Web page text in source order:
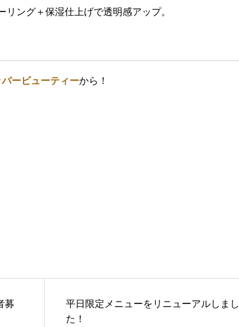
ング＋保湿仕上げで透明感アップ。
ービューティーから！
募
平日限定メニューをリニューアルしまし
た！